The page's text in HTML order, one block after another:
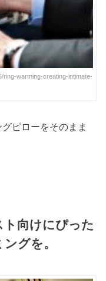
ring-warming-creating-intimate-
ピローをそのまま
向けにぴった
グを。